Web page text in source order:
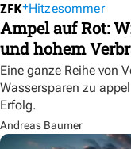
Hitzesommer
Ampel auf Rot:
und hohem
Eine ganze Reihe von
Wassersparen zu
Erfolg.
Andreas Baumer